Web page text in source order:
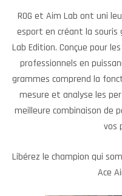
ROG et Aim Lab ont uni
esport en créant la souris
Lab Edition. Conçue pour
professionnels en
grammes comprend la
mesure et analyse les
meilleure combinaison de
vos
Libérez le champion qui
Ace